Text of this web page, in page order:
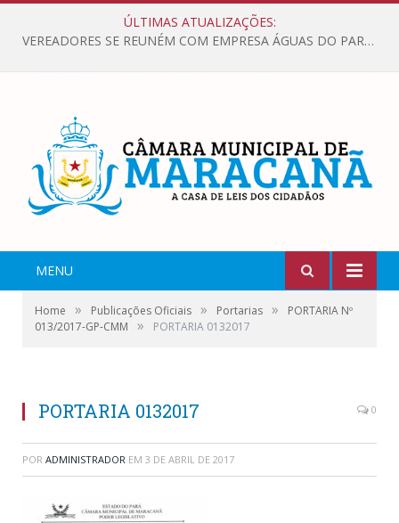
ÚLTIMAS ATUALIZAÇÕES:
VEREADORES SE REUNÉM COM EMPRESA ÁGUAS DO PARÁ, PARA APRESENTAR REIVINDICAÇÕES E MELHORIAS NA QUALIDADE DOS SERVIÇOS OFERECIDOS Á POPULAÇÃO.
MENU
Home » Publicações Oficiais » Portarias »
PORTARIA Nº
013/2017-GP-CMM
» PORTARIA 0132017
PORTARIA 0132017 0
POR ADMINISTRADOR EM 3 DE ABRIL DE 2017